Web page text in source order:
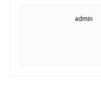
admin